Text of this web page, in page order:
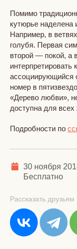
Помимо
кутюрье наделена
Например, в
голубя. Первая
второй — покой, а
интерпретировать
ассоциирующийся
номер в
«Дерево любви»,
доступна для
Подробности по
30 ноября
Бесплатно
Рассказать друзьям